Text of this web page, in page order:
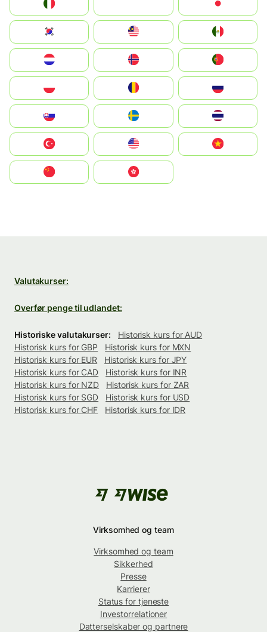
South Korea
United States
中國香港特別行政區
Valutakurser:
Overfør penge til udlandet:
Historiske valutakurser:
Historisk kurs for AUD
Historisk kurs for GBP
Historisk kurs for MXN
Historisk kurs for EUR
Historisk kurs for JPY
Historisk kurs for CAD
Historisk kurs for INR
Historisk kurs for NZD
Historisk kurs for ZAR
Historisk kurs for SGD
Historisk kurs for USD
Historisk kurs for CHF
Historisk kurs for IDR
Virksomhed og team
Virksomhed og team
Sikkerhed
Presse
Karrierer
Status for tjeneste
Investorrelationer
Datterselskaber og partnere